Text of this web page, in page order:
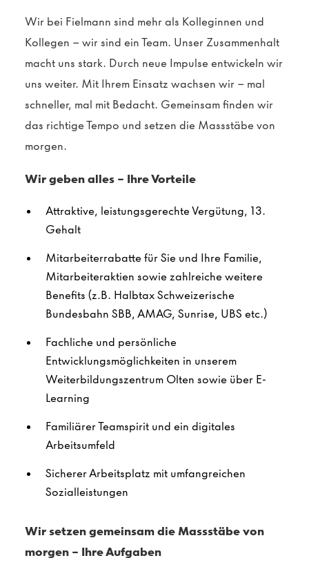
Wir bei Fielmann sind mehr als Kolleginnen und
Kollegen – wir sind ein Team. Unser Zusammenhalt
macht uns stark. Durch neue Impulse entwickeln wir
uns weiter. Mit Ihrem Einsatz wachsen wir – mal
schneller, mal mit Bedacht. Gemeinsam finden wir
das richtige Tempo und setzen die Massstäbe von
morgen.
Wir geben alles – Ihre Vorteile
Attraktive, leistungsgerechte Vergütung, 13.
Gehalt
Mitarbeiterrabatte für Sie und Ihre Familie,
Mitarbeiteraktien sowie zahlreiche weitere
Benefits (z.B. Halbtax Schweizerische
Bundesbahn SBB, AMAG, Sunrise, UBS etc.​)
Fachliche und persönliche
Entwicklungsmöglichkeiten in unserem
Weiterbildungszentrum Olten sowie über E-
Learning
Familiärer Teamspirit und ein digitales
Arbeitsumfeld
Sicherer Arbeitsplatz mit umfangreichen
Sozialleistungen
Wir setzen gemeinsam die Massstäbe von
morgen – Ihre Aufgaben